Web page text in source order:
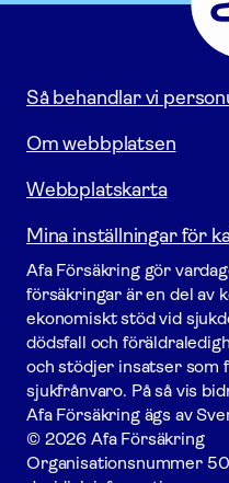
Gå
till
Så behandlar vi
Om webbplatsen
Webbplatskarta
Mina inställningar för
Afa För­säkring gör
försäk­ringar är en del av
ekonomiskt stöd vid
dödsfall och
och stödjer insatser som
sjukfrånvaro. På så vis
Afa För­säkring ägs av
© 2026 Afa Försäkring
Organisationsnummer